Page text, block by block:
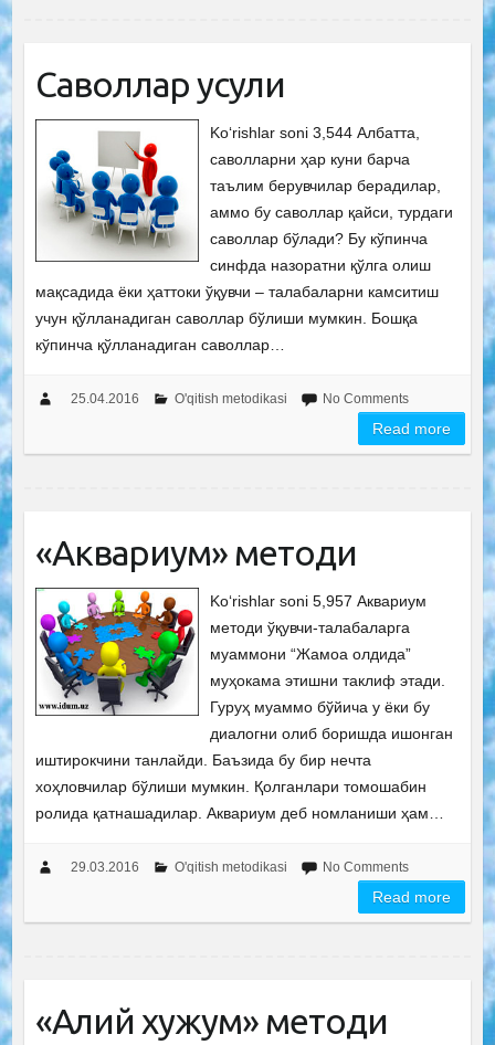
Саволлар усули
Ko‘rishlar soni 3,544 Албатта,
саволларни ҳар куни барча
таълим берувчилар берадилар,
аммо бу саволлар қайси, турдаги
саволлар бўлади? Бу кўпинча
синфда назоратни қўлга олиш
мақсадида ёки ҳаттоки ўқувчи – талабаларни камситиш
учун қўлланадиган саволлар бўлиши мумкин. Бошқа
кўпинча қўлланадиган саволлар…
25.04.2016 O'qitish metodikasi No Comments
Read more
«Аквариум» методи
Ko‘rishlar soni 5,957 Аквариум
методи ўқувчи-талабаларга
муаммони “Жамоа олдида”
муҳокама этишни таклиф этади.
Гуруҳ муаммо бўйича у ёки бу
диалогни олиб боришда ишонган
иштирокчини танлайди. Баъзида бу бир нечта
хоҳловчилар бўлиши мумкин. Қолганлари томошабин
ролида қатнашадилар. Аквариум деб номланиши ҳам…
29.03.2016 O'qitish metodikasi No Comments
Read more
«Ақлий хужум» методи